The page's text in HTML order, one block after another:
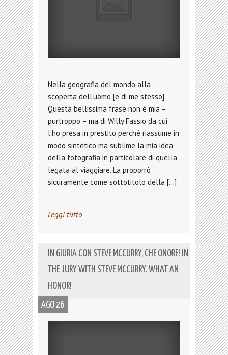
Nella geografia del mondo alla
scoperta dell’uomo [e di me stesso]
Questa bellissima frase non è mia –
purtroppo – ma di Willy Fassio da cui
l’ho presa in prestito perché riassume in
modo sintetico ma sublime la mia idea
della fotografia in particolare di quella
legata al viaggiare. La proporrò
sicuramente come sottotitolo della […]
Leggi tutto
IN GIURIA CON STEVE MCCURRY, CHE ONORE! IN
THE JURY WITH STEVE MCCURRY. WHAT AN
HONOR!
AGO 26